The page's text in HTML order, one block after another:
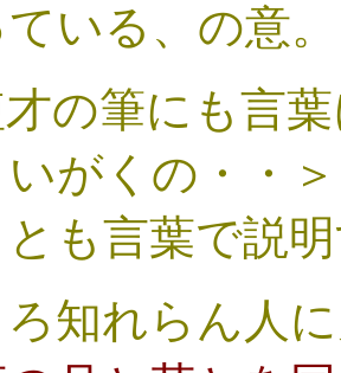
いる、の意。
の筆にも言
がくの・・
も言葉で説
ろ知れらん人